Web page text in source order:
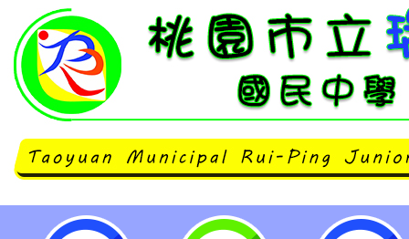
113年原住民族學生升學輔導講座